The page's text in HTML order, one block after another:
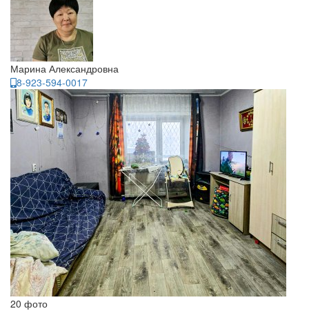
Марина Александровна
8-923-594-0017
20 фото